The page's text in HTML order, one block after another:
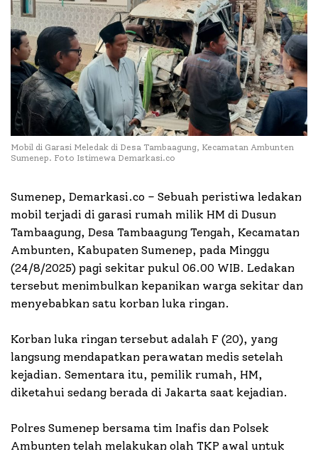
Mobil di Garasi Meledak di Desa Tambaagung, Kecamatan Ambunten
Sumenep. Foto Istimewa Demarkasi.co
Sumenep, Demarkasi.co – Sebuah peristiwa ledakan
mobil terjadi di garasi rumah milik HM di Dusun
Tambaagung, Desa Tambaagung Tengah, Kecamatan
Ambunten, Kabupaten Sumenep, pada Minggu
(24/8/2025) pagi sekitar pukul 06.00 WIB. Ledakan
tersebut menimbulkan kepanikan warga sekitar dan
menyebabkan satu korban luka ringan.
Korban luka ringan tersebut adalah F (20), yang
langsung mendapatkan perawatan medis setelah
kejadian. Sementara itu, pemilik rumah, HM,
diketahui sedang berada di Jakarta saat kejadian.
Polres Sumenep bersama tim Inafis dan Polsek
Ambunten telah melakukan olah TKP awal untuk